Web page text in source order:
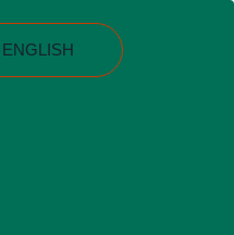
ENGLISH